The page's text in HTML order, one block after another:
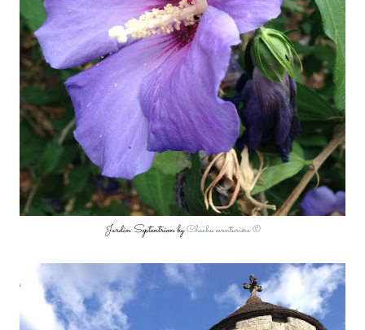
Jardin Septentrion byChacha aventurière ©